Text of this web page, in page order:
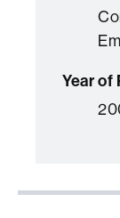
Year of